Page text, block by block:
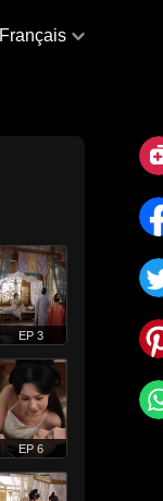
Français
EP 3
EP 6